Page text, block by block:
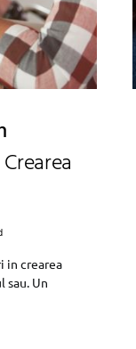
in crearea
sau. Un